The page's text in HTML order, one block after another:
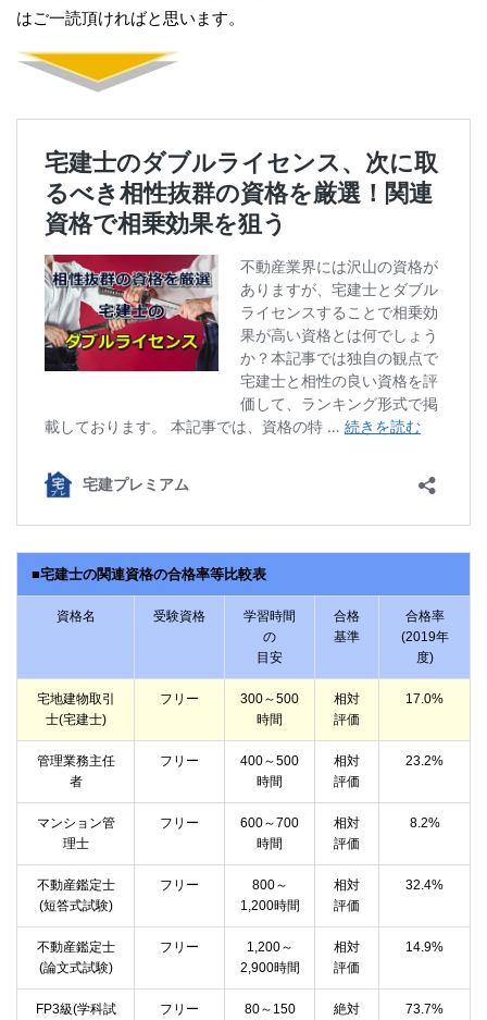
はご一読頂ければと思います。
■宅建士の関連資格の合格率等比較表
資格名 受験資格
学習時間
の
目安
合格
基準
合格率
(2019年
度)
宅地建物取引
士(宅建士)
フリー
300～500
時間
相対
評価
17.0%
管理業務主任
者
フリー
400～500
時間
相対
評価
23.2%
マンション管
理士
フリー
600～700
時間
相対
評価
8.2%
不動産鑑定士
(短答式試験)
フリー
800～
1,200時間
相対
評価
32.4%
不動産鑑定士
(論文式試験)
フリー
1,200～
2,900時間
相対
評価
14.9%
FP3級(学科試
フリー
80～150
絶対
73.7%